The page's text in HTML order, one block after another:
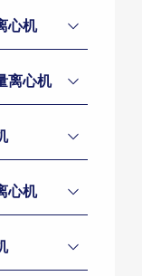
心机
离心机
心机